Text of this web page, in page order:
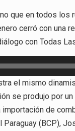
que en todos los
cerró con una
con Todas
el mismo
se produjo por
de
(BCP),